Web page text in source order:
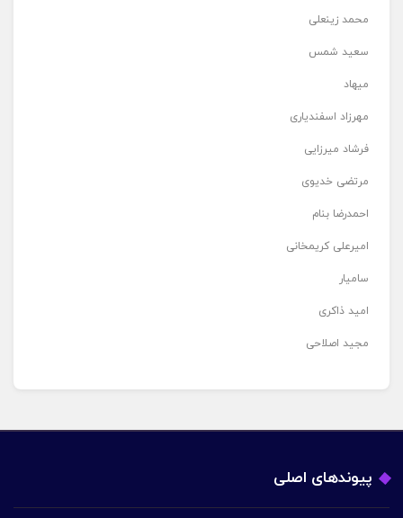
محمد زینعلی
سعید شمس
میهاد
مهرزاد اسفندیاری
فرشاد میرزایی
مرتضی خدیوی
احمدرضا بنام
امیرعلی کریمخانی
سامیار
امید ذاکری
مجید اصلاحی
پیوندهای اصلی